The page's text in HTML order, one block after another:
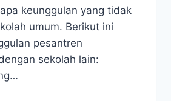
keunggulan yang tidak
umum. Berikut ini
pesantren
sekolah lain: